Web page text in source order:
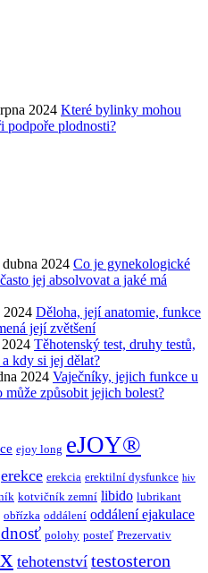
2024 Které bylinky mohou
podpoře plodnosti?
dubna 2024 Co je gynekologické
jej absolvovat a jaké má
2024 Děloha, její anatomie, funkce
její zvětšení
Těhotenský test, druhy testů,
kdy si jej dělat?
2024 Vaječníky, jejich funkce u
může způsobit jejich bolest?
ejoy long eJOY®
erekce erekcia erektilní dysfunkce hiv
kotvičník zemní libido lubrikant
obřízka oddálení oddálení ejakulace
polohy posteľ Prezervativ
tehotenství testosteron